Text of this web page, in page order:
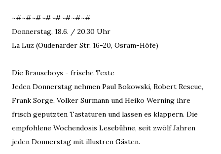
~#~#~#~#~#~#~#~#
Donnerstag, 18.6. / 20.30 Uhr
La Luz (Oudenarder Str. 16-20, Osram-Höfe)
Die Brauseboys - frische Texte
Jeden Donnerstag nehmen Paul Bokowski, Robert Rescue,
Frank Sorge, Volker Surmann und Heiko Werning ihre
frisch geputzten Tastaturen und lassen es klappern. Die
empfohlene Wochendosis Lesebühne, seit zwölf Jahren
jeden Donnerstag mit illustren Gästen.